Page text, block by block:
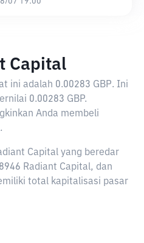
Capital
ini adalah 0.00283 GBP. Ini
0.00283 GBP.
Anda membeli
Capital yang beredar
Radiant Capital, dan
total kapitalisasi pasar